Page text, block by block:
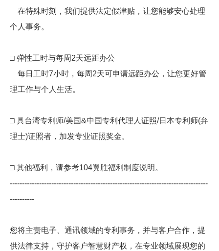
在特殊时刻，我们提供法定假津贴，让您能够安心处理
个人事务。
□ 弹性工时与每周2天远距办公
每日工时7小时，每周2天可申请远距办公，让您更好管
理工作与个人生活。
□ 具台湾专利师/美国&中国专利代理人证照/日本专利师(弁
理士)证照者，加发专业证照奖金。
□ 其他福利，请参考104翼胜福利制度说明。
---------------------------------------------------------------------------------
----------
您将主责电子、通讯领域的专利事务，并与客户合作，提
供法律支持，守护客户智慧财产权，在专业领域展现您的